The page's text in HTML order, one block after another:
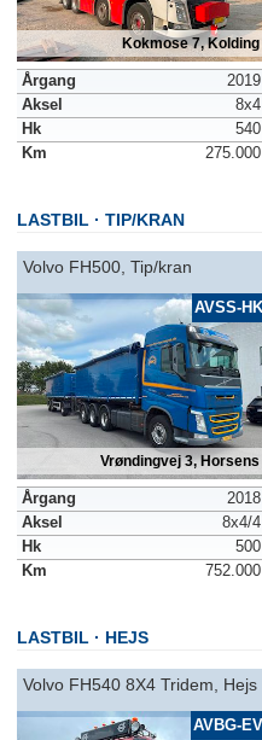
Kokmose 7, Kolding
Årgang
2019
Aksel
8x4
Hk
540
Km
275.000
LASTBIL TIP/KRAN
Volvo FH500, Tip/kran
AVSS-HK
Vrøndingvej 3, Horsens
Årgang
2018
Aksel
8x4/4
Hk
500
Km
752.000
LASTBIL HEJS
Volvo FH540 8X4 Tridem, Hejs
AVBG-EV